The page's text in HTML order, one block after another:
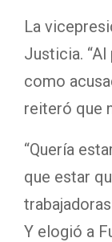
La
Justicia.
como
reiteró que
“Quería
que estar
Y elogió a